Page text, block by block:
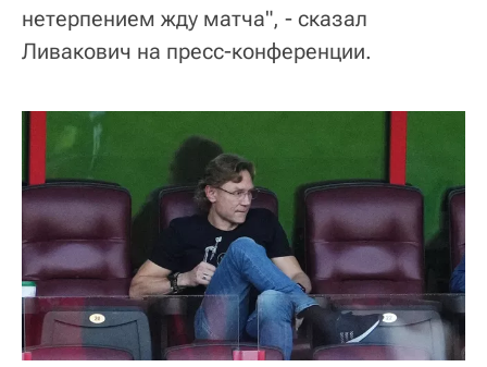
нетерпением жду матча", - сказал
Ливакович на пресс-конференции.